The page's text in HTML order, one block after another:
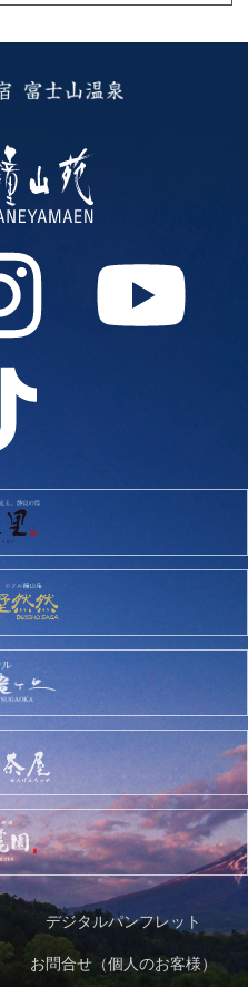
デジタルパンフレット
お問合せ（個人のお客様）